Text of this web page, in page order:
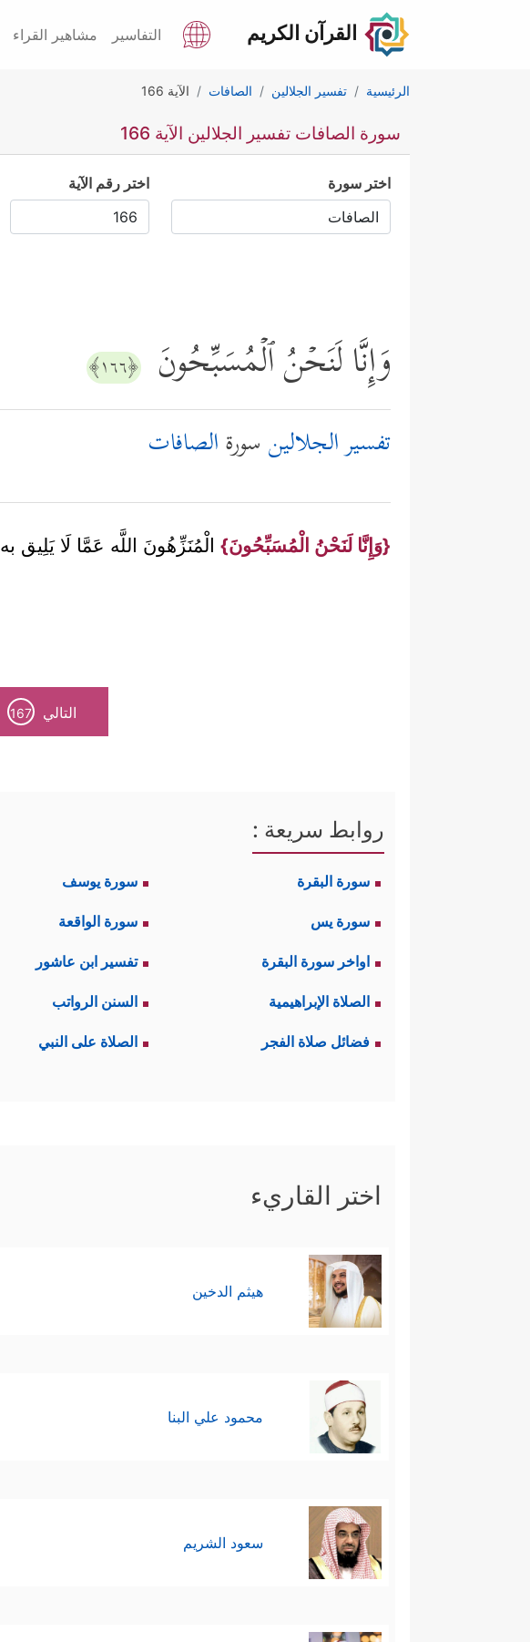
القرآن الكريم التفاسير مشاهير القراء
الرئيسية تفسير الجلالين الصافات الآية 166
سورة الصافات تفسير الجلالين الآية 166
اختر سورة اختر رقم الآية
وَإِنَّا لَنَحۡنُ ٱلۡمُسَبِّحُونَ ﴿١٦٦﴾
تفسير الجلالين سورةالصافات
{وَإِنَّا لَنَحْنُ الْمُسَبِّحُونَ} الْمُنَزِّهُونَ اللَّه عَمَّا لَا يَلِيق به
التالي 167
روابط سريعة :
سورة البقرة سورة يوسف
سورة يس سورة الواقعة
اواخر سورة البقرة تفسير ابن عاشور
الصلاة الإبراهيمية السنن الرواتب
فضائل صلاة الفجر الصلاة على النبي
اختر القاريء
هيثم الدخين
محمود علي البنا
سعود الشريم